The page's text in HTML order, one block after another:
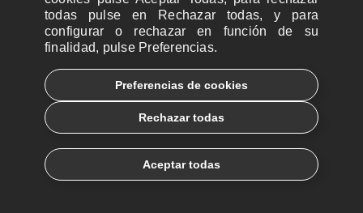
todas pulse en Rechazar todas, y para
configurar o rechazar en función de su
finalidad, pulse Preferencias.
Preferencias de cookies
Rechazar todas
Aceptar todas